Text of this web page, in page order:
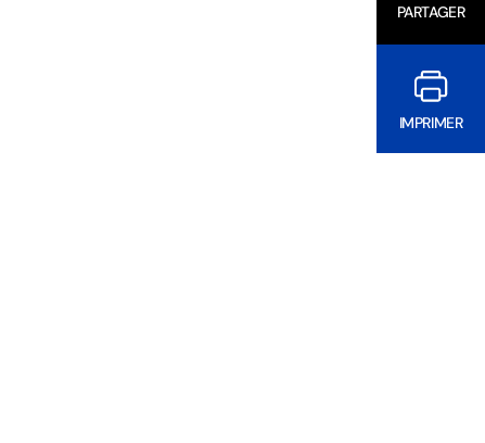
PARTAGER
IMPRIMER